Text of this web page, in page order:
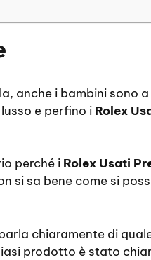
anche i bambini sono
e perfino i Rolex
perché i Rolex Usati
si sa bene come si
chiaramente di
prodotto è stato